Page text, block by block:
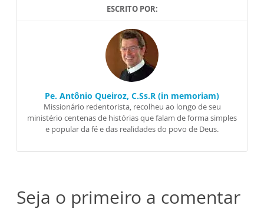
ESCRITO POR:
Pe. Antônio Queiroz, C.Ss.R (in memoriam)
Missionário redentorista, recolheu ao longo de seu
ministério centenas de histórias que falam de forma simples
e popular da fé e das realidades do povo de Deus.
Seja o primeiro a comentar